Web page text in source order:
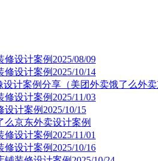
设计案例2025/08/09
设计案例2025/10/14
计案例分享（美团外卖饿了么外卖
设计案例2025/11/03
计案例2025/10/15
么京东外卖设计案例
设计案例2025/11/01
设计案例2025/10/16